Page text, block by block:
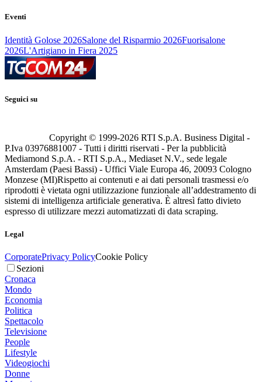
Eventi
Identità Golose 2026Salone del Risparmio 2026Fuorisalone
2026L'Artigiano in Fiera 2025
Seguici su
Copyright © 1999-2026 RTI S.p.A. Business Digital -
P.Iva 03976881007 - Tutti i diritti riservati - Per la pubblicità
Mediamond S.p.A. - RTI S.p.A., Mediaset N.V., sede legale
Amsterdam (Paesi Bassi) - Uffici Viale Europa 46, 20093 Cologno
Monzese (MI)Rispetto ai contenuti e ai dati personali trasmessi e/o
riprodotti è vietata ogni utilizzazione funzionale all’addestramento di
sistemi di intelligenza artificiale generativa. È altresì fatto divieto
espresso di utilizzare mezzi automatizzati di data scraping.
Legal
CorporatePrivacy PolicyCookie Policy
Sezioni
Cronaca
Mondo
Economia
Politica
Spettacolo
Televisione
People
Lifestyle
Videogiochi
Donne